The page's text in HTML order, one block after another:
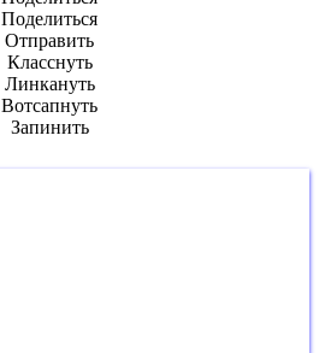
Поделиться
Отправить
Класснуть
Линкануть
Вотсапнуть
Запинить